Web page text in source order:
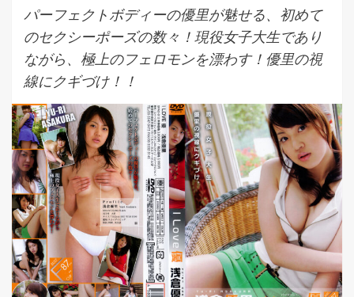
パーフェクトボディーの優里が魅せる、初めて
のセクシーポーズの数々！現役女子大生であり
ながら、極上のフェロモンを漂わす！優里の視
線にクギづけ！！